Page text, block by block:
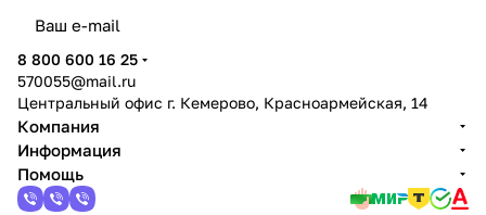
8 800 600 16 25
570055@mail.ru
Центральный офис г. Кемерово, Красноармейская, 14
Компания
Информация
Помощь